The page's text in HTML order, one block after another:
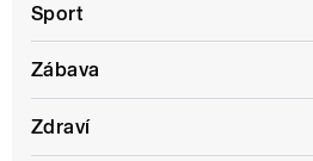
Sport
Zábava
Zdraví